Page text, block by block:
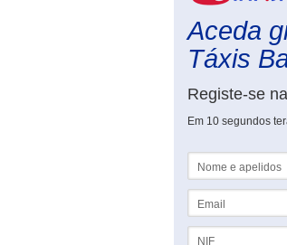
Aceda
Táxis
Registe-se na
Em 10 segundos